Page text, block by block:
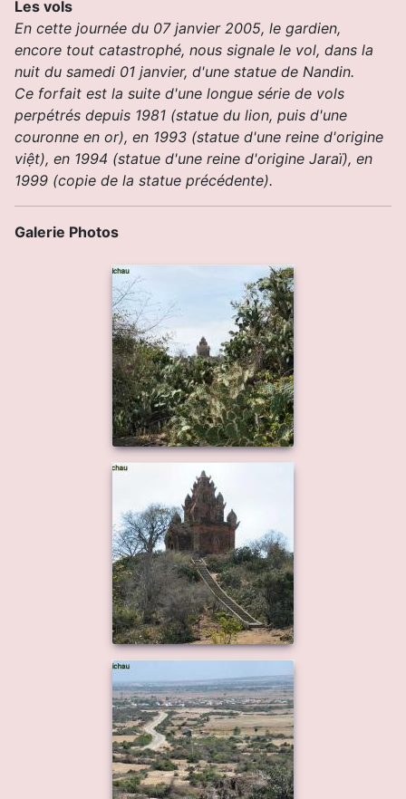
Les vols
En cette journée du 07 janvier 2005, le gardien,
encore tout catastrophé, nous signale le vol, dans la
nuit du samedi 01 janvier, d'une statue de Nandin.
Ce forfait est la suite d'une longue série de vols
perpétrés depuis 1981 (statue du lion, puis d'une
couronne en or), en 1993 (statue d'une reine d'origine
việt), en 1994 (statue d'une reine d'origine Jaraï), en
1999 (copie de la statue précédente).
Galerie Photos